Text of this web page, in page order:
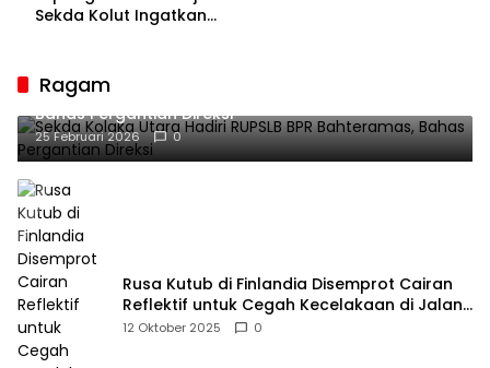
Sekda Kolut Ingatkan
Ragam
Sekda Kolaka Utara Hadiri RUPSLB BPR Bahteramas,
Bahas Pergantian Direksi
25 Februari 2026 0
Rusa Kutub di Finlandia Disemprot Cairan
Reflektif untuk Cegah Kecelakaan di Jalan
Raya
12 Oktober 2025 0